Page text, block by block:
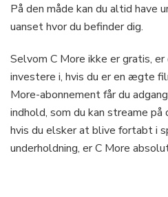
På den måde kan du altid have
uanset hvor du befinder dig.
Selvom C More ikke er gratis,
investere i, hvis du er en ægte
More-abonnement får du
indhold, som du kan streame
hvis du elsker at blive fortabt i
underholdning, er C More